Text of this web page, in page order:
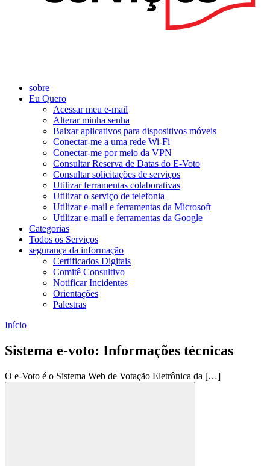
sobre
Eu Quero
Acessar meu e-mail
Alterar minha senha
Baixar aplicativos para dispositivos móveis
Conectar-me a uma rede Wi-Fi
Conectar-me por meio da VPN
Consultar Reserva de Datas do E-Voto
Consultar solicitações de serviços
Utilizar ferramentas colaborativas
Utilizar o serviço de telefonia
Utilizar e-mail e ferramentas da Microsoft
Utilizar e-mail e ferramentas da Google
Categorias
Todos os Serviços
segurança da informação
Certificados Digitais
Comitê Consultivo
Notificar Incidentes
Orientações
Palestras
Início
Sistema e-voto: Informações técnicas
O e-Voto é o Sistema Web de Votação Eletrônica da […]